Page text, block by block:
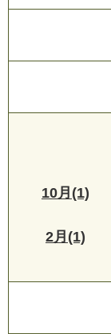
10月(1)
2月(1)